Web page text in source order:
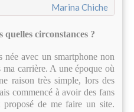
Marina Chiche
quelles circonstances ?
avec un smartphone non
ma carrière. A une époque où
raison très simple, lors des
commencé à avoir des fans
de me faire un site.